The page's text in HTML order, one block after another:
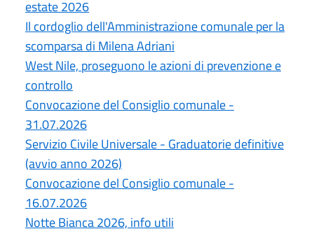
estate 2026
Il cordoglio dell'Amministrazione comunale per la
scomparsa di Milena Adriani
West Nile, proseguono le azioni di prevenzione e
controllo
Convocazione del Consiglio comunale -
31.07.2026
Servizio Civile Universale - Graduatorie definitive
(avvio anno 2026)
Convocazione del Consiglio comunale -
16.07.2026
Notte Bianca 2026, info utili